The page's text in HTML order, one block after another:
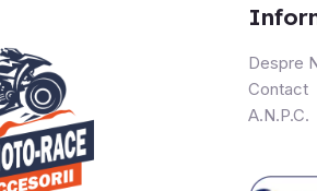
Despre
Contact
A.N.P.C.